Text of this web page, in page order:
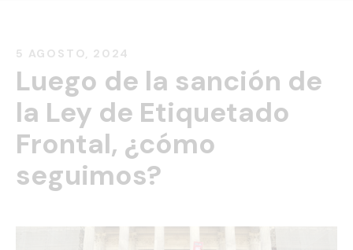
Inicio
Nuestra historia
Proyectos
5 AGOSTO, 2024
Luego de la sanción de
la Ley de Etiquetado
Frontal, ¿cómo
seguimos?